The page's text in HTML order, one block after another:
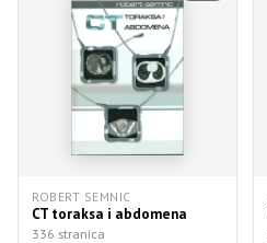
ROBERT SEMNIC
CT toraksa i abdomena
336 stranica